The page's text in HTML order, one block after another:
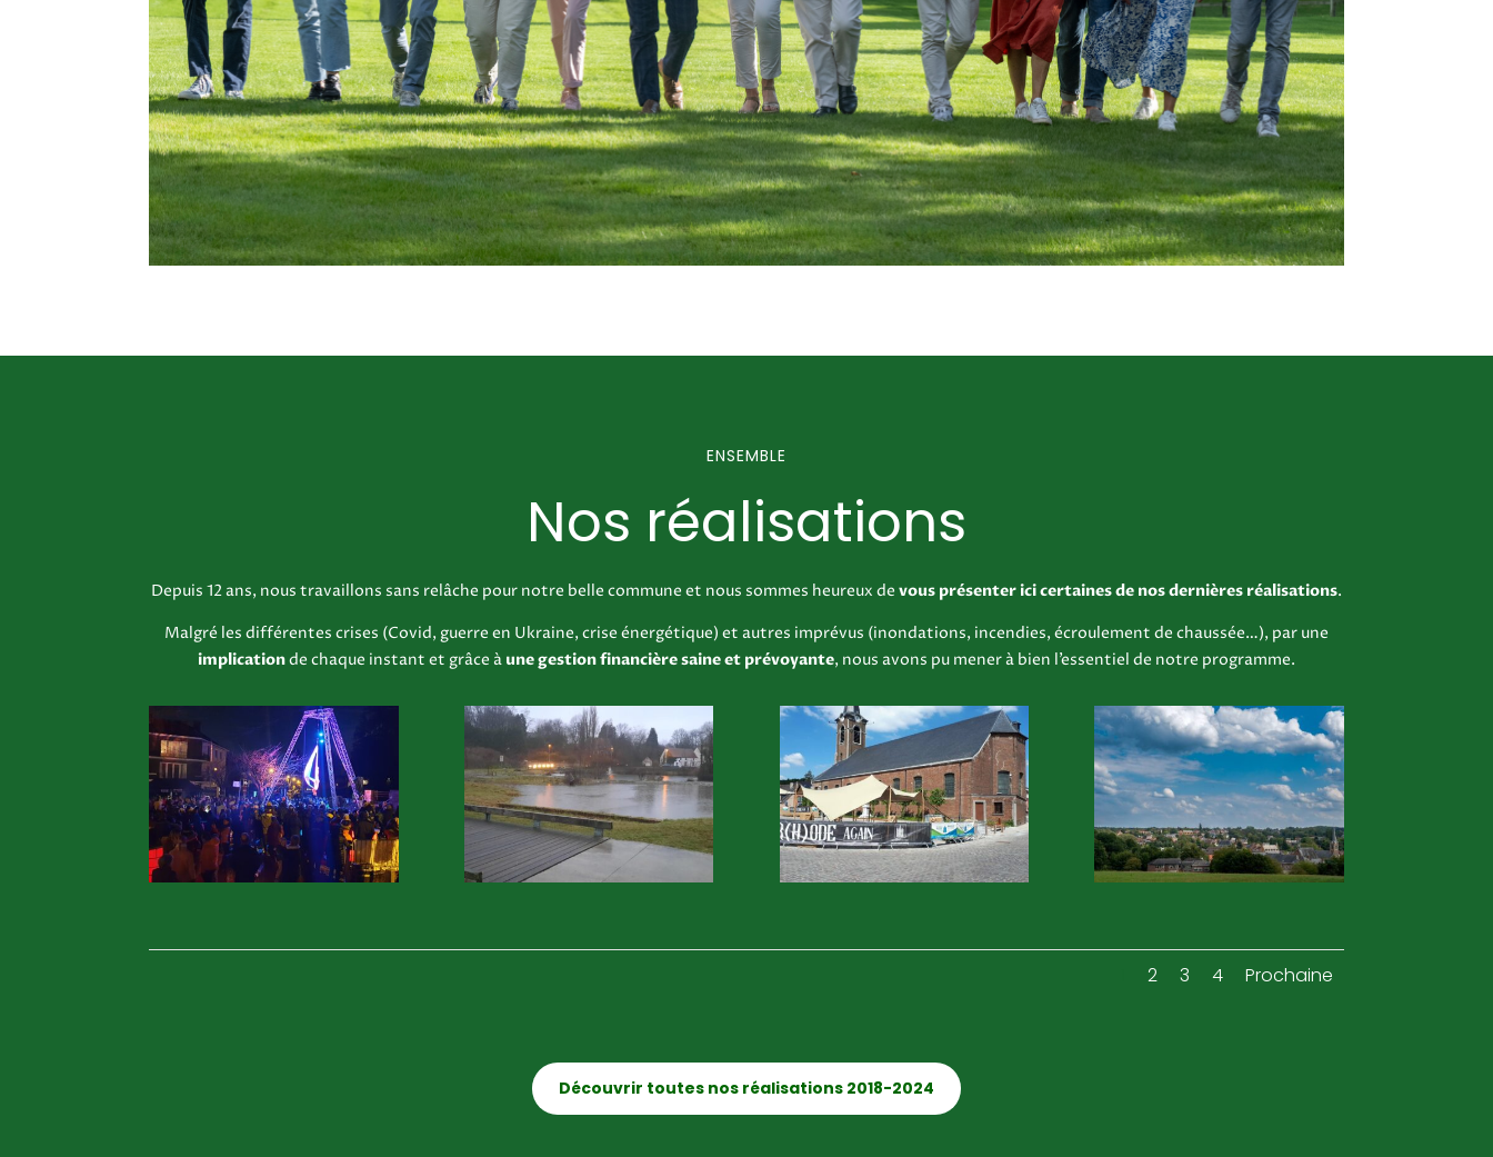
ENSEMBLE
Nos réalisations
Depuis 12 ans, nous travaillons sans relâche pour notre belle commune et nous sommes heureux de vous présenter ici certaines de nos dernières réalisations.
Malgré les différentes crises (Covid, guerre en Ukraine, crise énergétique) et autres imprévus (inondations, incendies, écroulement de chaussée…), par une
implicationde chaque instant et grâce à unegestion financière saine et prévoyante, nous avons pu mener à bien l’essentiel de notre programme.
2 3 4 Prochaine
Découvrir toutes nos réalisations 2018-2024